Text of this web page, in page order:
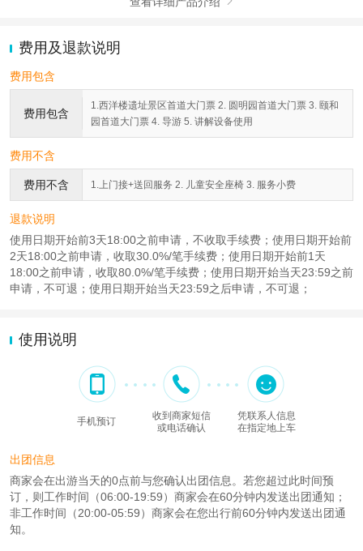
费用及退款说明
费用包含
费用包含
1.西洋楼遗址景区首道大门票 2. 圆明园首道大门票 3. 颐和
园首道大门票 4. 导游 5. 讲解设备使用
费用不含
费用不含 1.上门接+送回服务 2. 儿童安全座椅 3. 服务小费
退款说明
使用日期开始前3天18:00之前申请，不收取手续费；使用日期开始前
2天18:00之前申请，收取30.0%/笔手续费；使用日期开始前1天
18:00之前申请，收取80.0%/笔手续费；使用日期开始当天23:59之前
申请，不可退；使用日期开始当天23:59之后申请，不可退；
使用说明
手机预订
收到商家短信
或电话确认
凭联系人信息
在指定地上车
出团信息
商家会在出游当天的0点前与您确认出团信息。若您超过此时间预
订，则工作时间（06:00-19:59）商家会在60分钟内发送出团通知；
非工作时间（20:00-05:59）商家会在您出行前60分钟内发送出团通
知。